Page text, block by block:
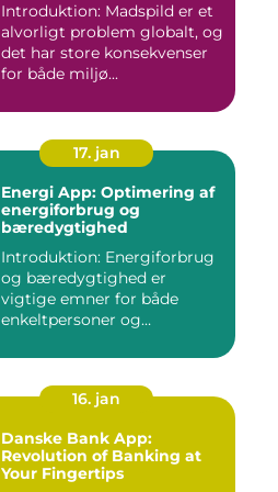
Introduktion: Madspild er et
alvorligt problem globalt, og
det har store konsekvenser
for både miljø...
17. jan
Energi App: Optimering af
energiforbrug og
bæredygtighed
Introduktion: Energiforbrug
og bæredygtighed er
vigtige emner for både
enkeltpersoner og
16. jan
Danske Bank App:
Revolution of Banking at
Your Fingertips